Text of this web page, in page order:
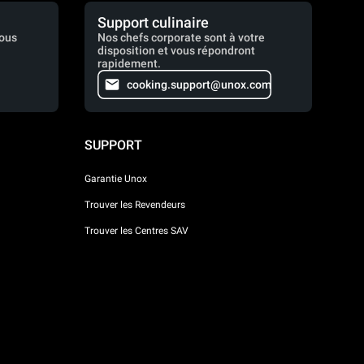
Support culinaire
Nos chefs corporate sont à votre
disposition et vous répondront
rapidement.
cooking.support@unox.com
SUPPORT
Garantie Unox
Trouver les Revendeurs
Trouver les Centres SAV